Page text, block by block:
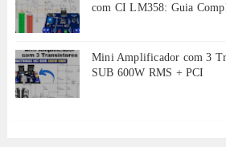
com CI LM358: Guia
Mini Amplificador com 3
SUB 600W RMS + PCI